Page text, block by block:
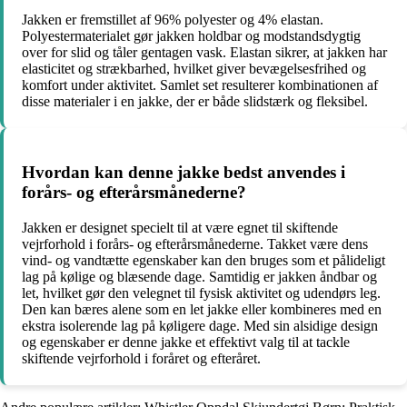
Jakken er fremstillet af 96% polyester og 4% elastan.
Polyestermaterialet gør jakken holdbar og modstandsdygtig
over for slid og tåler gentagen vask. Elastan sikrer, at jakken har
elasticitet og strækbarhed, hvilket giver bevægelsesfrihed og
komfort under aktivitet. Samlet set resulterer kombinationen af
disse materialer i en jakke, der er både slidstærk og fleksibel.
Hvordan kan denne jakke bedst anvendes i
forårs- og efterårsmånederne?
Jakken er designet specielt til at være egnet til skiftende
vejrforhold i forårs- og efterårsmånederne. Takket være dens
vind- og vandtætte egenskaber kan den bruges som et pålideligt
lag på kølige og blæsende dage. Samtidig er jakken åndbar og
let, hvilket gør den velegnet til fysisk aktivitet og udendørs leg.
Den kan bæres alene som en let jakke eller kombineres med en
ekstra isolerende lag på køligere dage. Med sin alsidige design
og egenskaber er denne jakke et effektivt valg til at tackle
skiftende vejrforhold i foråret og efteråret.